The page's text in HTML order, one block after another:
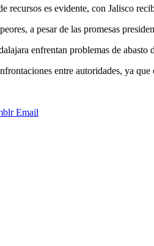
recursos es evidente, con Jalisco
a pesar de las promesas
enfrentan problemas de abasto
entre autoridades, ya
Email